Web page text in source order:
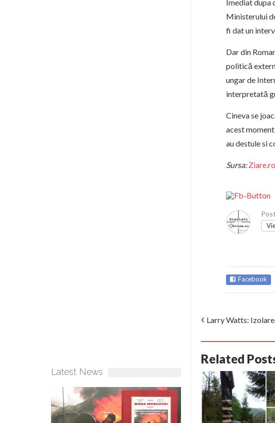
Imediat dupa
Ministerului
fi dat un
Dar din
politică
ungar de
interpretată
Cineva se
acest
au destule si
Sursa:Ziare.ro
Facebook
Larry Watts:
Related
Latest News